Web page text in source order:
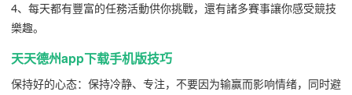
4、每天都有豐富的任務活動供你挑戰，還有諸多賽事讓你感受競技
樂趣。
天天德州app下载手机版技巧
保持好的心态：保持冷静、专注，不要因为输赢而影响情绪，同时避